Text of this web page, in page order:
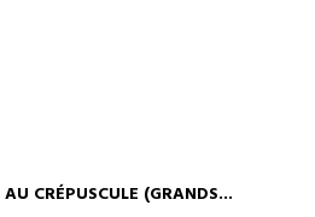
CRÉPUSCULE (GRANDS...